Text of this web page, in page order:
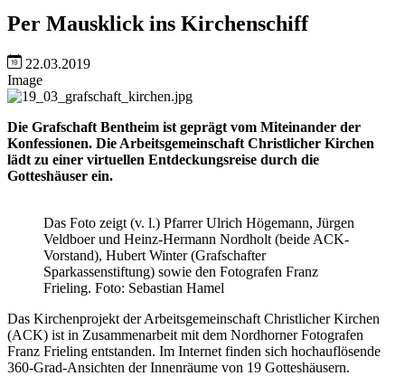
Per Mausklick ins Kirchenschiff
22.03.2019
Image
Die Grafschaft Bentheim ist geprägt vom Miteinander der
Konfessionen. Die Arbeitsgemeinschaft Christlicher Kirchen
lädt zu einer virtuellen Entdeckungsreise durch die
Gotteshäuser ein.
Das Foto zeigt (v. l.) Pfarrer Ulrich Högemann, Jürgen
Veldboer und Heinz-Hermann Nordholt (beide ACK-
Vorstand), Hubert Winter (Grafschafter
Sparkassenstiftung) sowie den Fotografen Franz
Frieling. Foto: Sebastian Hamel
Das Kirchenprojekt der Arbeitsgemeinschaft Christlicher Kirchen
(ACK) ist in Zusammenarbeit mit dem Nordhorner Fotografen
Franz Frieling entstanden. Im Internet finden sich hochauflösende
360-Grad-Ansichten der Innenräume von 19 Gotteshäusern.